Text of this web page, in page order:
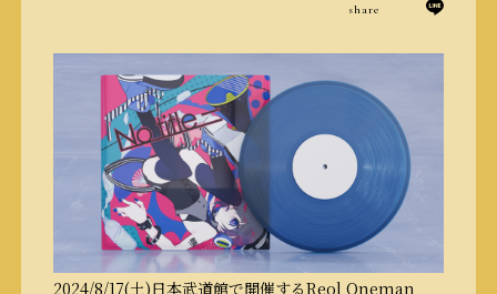
share
2024/8/17(土)日本武道館で開催するReol Oneman